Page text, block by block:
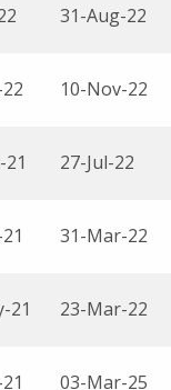
31-Aug-22
10-Nov-22
21 27-Jul-22
31-Mar-22
21 23-Mar-22
03-Mar-25